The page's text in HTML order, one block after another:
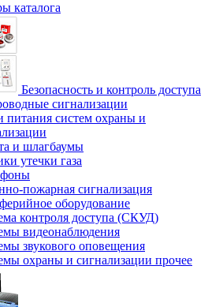
каталога
Безопасность и контроль доступа
сигнализации
питания систем охраны и
и шлагбаумы
утечки газа
пожарная сигнализация
оборудование
контроля доступа (СКУД)
видеонаблюдения
звукового оповещения
охраны и сигнализации прочее